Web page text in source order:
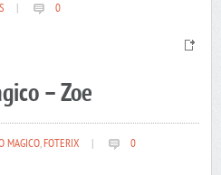
0
– Zoe
MAGICO,FOTERIX 0